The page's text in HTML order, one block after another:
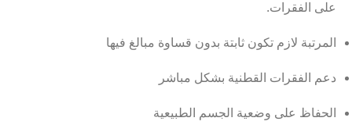
على الفقرات.
المرتبة لازم تكون ثابتة بدون قساوة مبالغ فيها
دعم الفقرات القطنية بشكل مباشر
الحفاظ على وضعية الجسم الطبيعية